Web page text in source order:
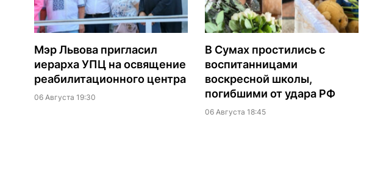
Мэр Львова пригласил
иерарха УПЦ на освящение
реабилитационного центра
06 Августа 19:30
В Сумах простились с
воспитанницами
воскресной школы,
погибшими от удара РФ
06 Августа 18:45